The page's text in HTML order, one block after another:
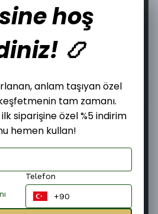
üründen bugün
Kargoya
verilir
11–13 Ağustos
Teslim edilir
Edilmesine 57:16
hoş
📿
anlam taşıyan özel
tam zamanı.
siparişine özel %5 indirim
hemen kullan!
Telefon